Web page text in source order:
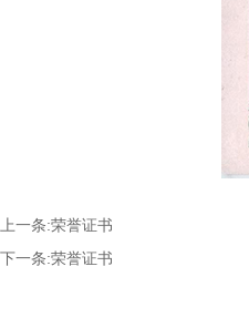
上一条:荣誉证书
下一条:荣誉证书